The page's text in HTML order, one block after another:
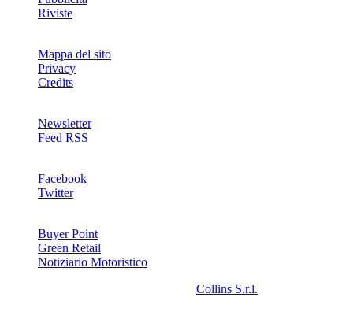
Riviste
Mappa del sito
Privacy
Credits
Newsletter
Feed RSS
Facebook
Twitter
Buyer Point
Green Retail
Notiziario Motoristico
Collins S.r.l.